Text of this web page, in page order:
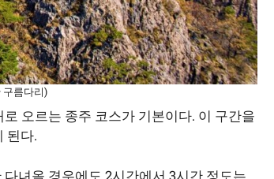
구름다리)
오르는 종주 코스가 기본이다. 이 구간을
된다.
녀올 경우에도 2시간에서 3시간 정도는